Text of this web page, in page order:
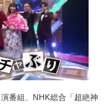
番組、
NHK総合「超絶神